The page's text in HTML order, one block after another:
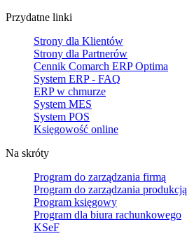
Przydatne linki
Strony dla Klientów
Strony dla Partnerów
Cennik Comarch ERP Optima
System ERP - FAQ
ERP w chmurze
System MES
System POS
Księgowość online
Na skróty
Program do zarządzania firmą
Program do zarządzania produkcją
Program księgowy
Program dla biura rachunkowego
KSeF